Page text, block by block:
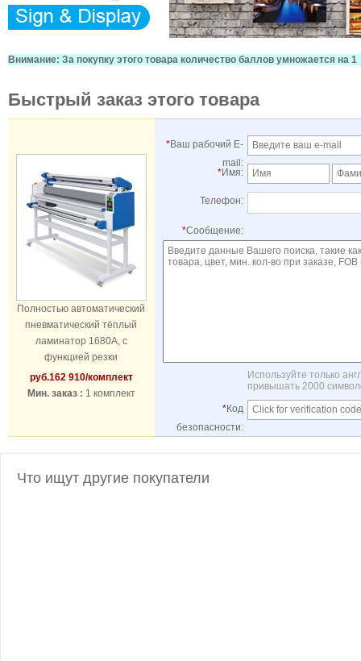
Внимание: За покупку этого товара количество баллов умножается на 1
Быстрый заказ этого товара
Полностью автоматический
пневматический тёплый
ламинатор 1680А, с
функцией резки
руб.162 910/комплект
Мин. заказ : 1 комплект
*Ваш рабочий E-
mail:
*Имя:
Телефон:
*Сообщение:
Используйте только
привышать 2000
*Код
безопасности:
Что ищут другие покупатели